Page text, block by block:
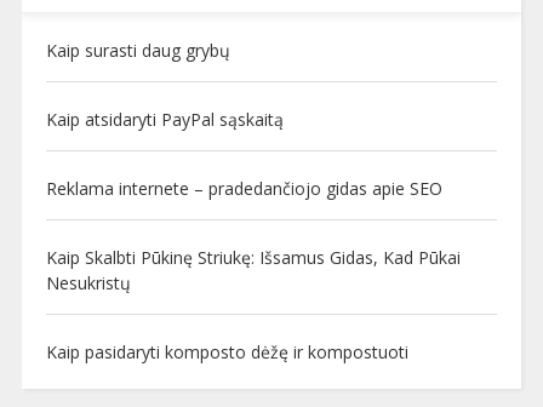
Kaip surasti daug grybų
Kaip atsidaryti PayPal sąskaitą
Reklama internete – pradedančiojo gidas apie SEO
Kaip Skalbti Pūkinę Striukę: Išsamus Gidas, Kad Pūkai
Nesukristų
Kaip pasidaryti komposto dėžę ir kompostuoti